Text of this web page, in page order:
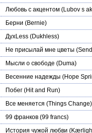
Любовь с акцентом (Lubov s
Берни (Bernie)
ДухLess (Dukhless)
Не присылай мне цветы
Мысли о свободе (Duma)
Весенние надежды (Hope
Побег (Hit and Run)
Все меняется (Things Change)
99 франков (99 francs)
История чужой любви